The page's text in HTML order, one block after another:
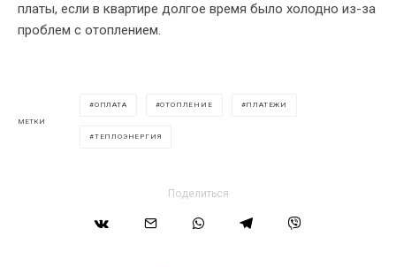
платы, если в квартире долгое время было холодно из-за
проблем с отоплением.
МЕТКИ
ОПЛАТА ОТОПЛЕНИЕ ПЛАТЕЖИ
ТЕПЛОЭНЕРГИЯ
Поделиться